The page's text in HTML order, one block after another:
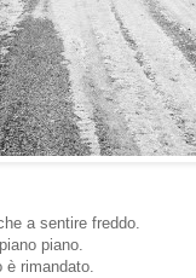
a sentire freddo.
piano.
è rimandato.